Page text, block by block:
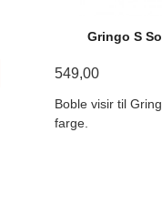
Gringo S
549,00
Boble visir til
farge.